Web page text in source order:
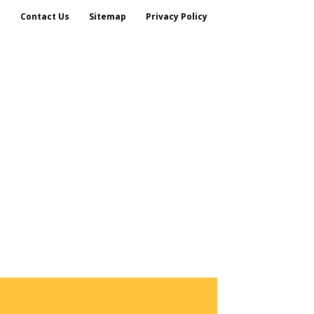
Contact Us Sitemap Privacy Policy